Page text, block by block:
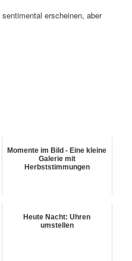
erscheinen, aber
Momente im Bild - Eine kleine
Galerie mit
Herbststimmungen
Heute Nacht: Uhren
umstellen